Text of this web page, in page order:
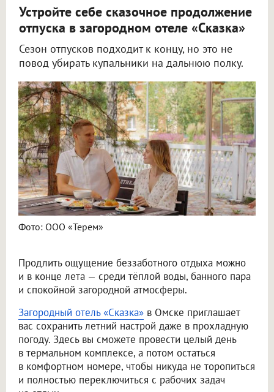
Устройте себе сказочное продолжение
отпуска в загородном отеле «Сказка»
Сезон отпусков подходит к концу, но это не
повод убирать купальники на дальнюю полку.
Фото: ООО «Терем»
Продлить ощущение беззаботного отдыха можно
и в конце лета — среди тёплой воды, банного пара
и спокойной загородной атмосферы.
Загородный отель «Сказка» в Омске приглашает
вас сохранить летний настрой даже в прохладную
погоду. Здесь вы сможете провести целый день
в термальном комплексе, а потом остаться
в комфортном номере, чтобы никуда не торопиться
и полностью переключиться с рабочих задач